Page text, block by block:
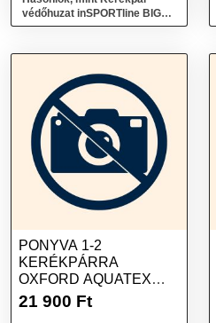
védőhuzat inSPORTline BIG8
színes M (26")
PONYVA 1-2
KERÉKPÁRRA
OXFORD AQUATEX
TOURING PREMIUM
21 900 Ft